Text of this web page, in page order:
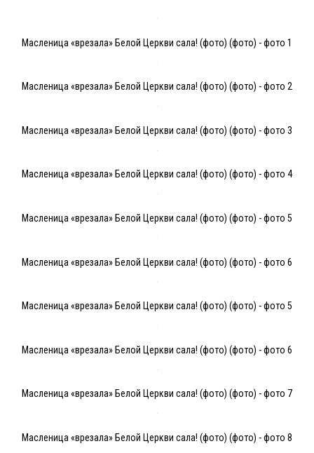
Масленица «врезала» Белой Церкви сала! (фото) (фото) - фото 1
Масленица «врезала» Белой Церкви сала! (фото) (фото) - фото 2
Масленица «врезала» Белой Церкви сала! (фото) (фото) - фото 3
Масленица «врезала» Белой Церкви сала! (фото) (фото) - фото 4
Масленица «врезала» Белой Церкви сала! (фото) (фото) - фото 5
Масленица «врезала» Белой Церкви сала! (фото) (фото) - фото 6
Масленица «врезала» Белой Церкви сала! (фото) (фото) - фото 5
Масленица «врезала» Белой Церкви сала! (фото) (фото) - фото 6
Масленица «врезала» Белой Церкви сала! (фото) (фото) - фото 7
Масленица «врезала» Белой Церкви сала! (фото) (фото) - фото 8